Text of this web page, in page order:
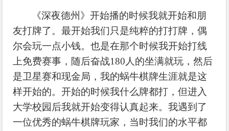
《深夜德州》开始播的时候我就开始和朋
友打牌了。最开始我们只是纯粹的打打牌，偶
尔会玩一点小钱。也是在那个时候我开始打线
上免费赛事，随后奋战180人的坐满就玩，然后
是卫星赛和现金局，我的蜗牛棋牌生涯就是这
样开始的。开始的时候我什么牌都打，但进入
大学校园后我就开始变得认真起来。我遇到了
一位优秀的蜗牛棋牌玩家，当时我们的水平都